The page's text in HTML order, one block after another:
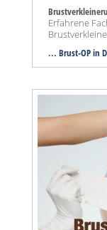
Erfahrene
... Brust-OP in